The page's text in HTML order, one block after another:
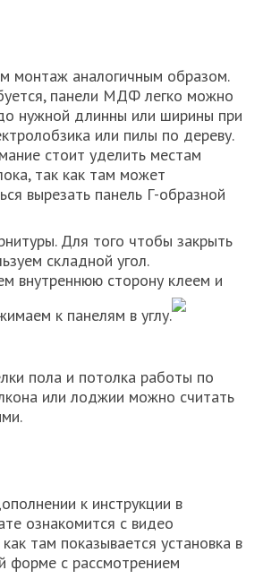
монтаж аналогичным образом.
панели МДФ легко можно
нужной длинны или ширины при
или пилы по дереву.
стоит уделить местам
так как там может
вырезать панель Г-образной
Для того чтобы закрыть
складной угол.
внутреннюю сторону клеем и
к панелям в углу.
пола и потолка работы по
или лоджии можно считать
к инструкции в
ознакомится с видео
там показывается установка в
форме с рассмотрением